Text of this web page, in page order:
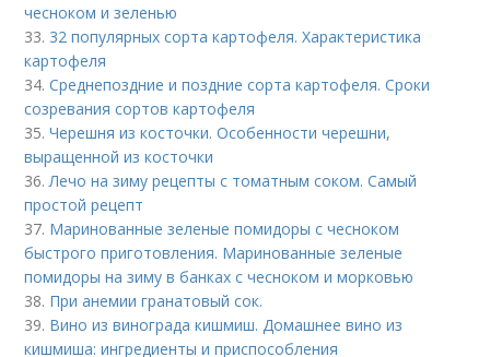
чесноком и зеленью
33. 32 популярных сорта картофеля. Характеристика
картофеля
34.Среднепоздние и поздние сорта картофеля. Сроки
созревания сортов картофеля
35.Черешня из косточки. Особенности черешни,
выращенной из косточки
36. Лечо на зиму рецепты с томатным соком. Самый
простой рецепт
37. Маринованные зеленые помидоры с чесноком
быстрого приготовления. Маринованные зеленые
помидоры на зиму в банках с чесноком и морковью
38. При анемии гранатовый сок.
39. Вино из винограда кишмиш. Домашнее вино из
кишмиша: ингредиенты и приспособления